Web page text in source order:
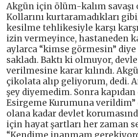
Akgün için ölüm-kalım savaşı
Kollarını kurtaramadıkları
kesilme tehlikesiyle karşı
izin vermeyince, hastaneden
aylarca “kimse görmesin”
sakladı. Baktı ki olmuyor,
verilmesine karar kılındı.
çikolata alıp geliyorum, dedi.
şey diyemedim. Sonra kapıdan
Esirgeme Kurumuna
olana kadar devlet
için hayat şartları her zaman